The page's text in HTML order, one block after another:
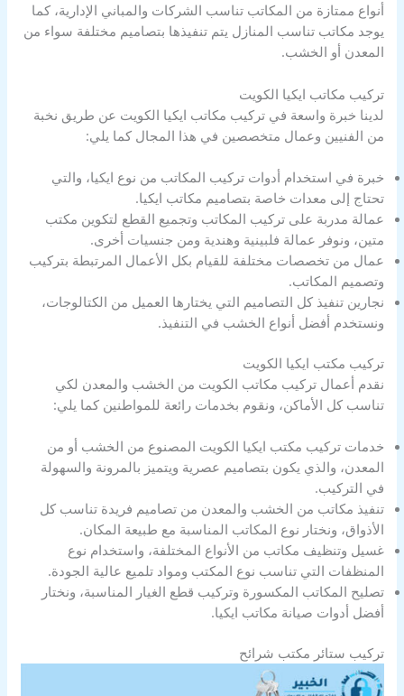
أنواع ممتازة من المكاتب تناسب الشركات والمباني الإدارية، كما
يوجد مكاتب تناسب المنازل يتم تنفيذها بتصاميم مختلفة سواء من
المعدن أو الخشب.
تركيب مكاتب ايكيا الكويت
لدينا خبرة واسعة في تركيب مكاتب ايكيا الكويت عن طريق نخبة
من الفنيين وعمال متخصصين في هذا المجال كما يلي:
خبرة في استخدام أدوات تركيب المكاتب من نوع ايكيا، والتي
تحتاج إلى معدات خاصة بتصاميم مكاتب ايكيا.
عمالة مدربة على تركيب المكاتب وتجميع القطع لتكوين مكتب
متين، ونوفر عمالة فلبينية وهندية ومن جنسيات أخرى.
عمال من تخصصات مختلفة للقيام بكل الأعمال المرتبطة بتركيب
وتصميم المكاتب.
نجارين تنفيذ كل التصاميم التي يختارها العميل من الكتالوجات،
ونستخدم أفضل أنواع الخشب في التنفيذ.
تركيب مكتب ايكيا الكويت
نقدم أعمال تركيب مكاتب الكويت من الخشب والمعدن لكي
تناسب كل الأماكن، ونقوم بخدمات رائعة للمواطنين كما يلي:
خدمات تركيب مكتب ايكيا الكويت المصنوع من الخشب أو من
المعدن، والذي يكون بتصاميم عصرية ويتميز بالمرونة والسهولة
في التركيب.
تنفيذ مكاتب من الخشب والمعدن من تصاميم فريدة تناسب كل
الأذواق، ونختار نوع المكاتب المناسبة مع طبيعة المكان.
غسيل وتنظيف مكاتب من الأنواع المختلفة، واستخدام نوع
المنظفات التي تناسب نوع المكتب ومواد تلميع عالية الجودة.
تصليح المكاتب المكسورة وتركيب قطع الغيار المناسبة، ونختار
أفضل أدوات صيانة مكاتب ايكيا.
تركيب ستائر مكتب شرائح